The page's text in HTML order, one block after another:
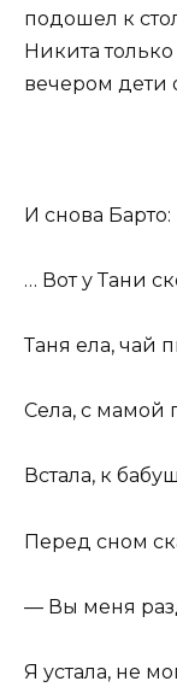
подошел к
Никита только
вечером дети
И снова Барто:
… Вот у Тани
Таня ела, чай
Села, с мамой
Встала, к
Перед сном
— Вы меня
Я устала, не